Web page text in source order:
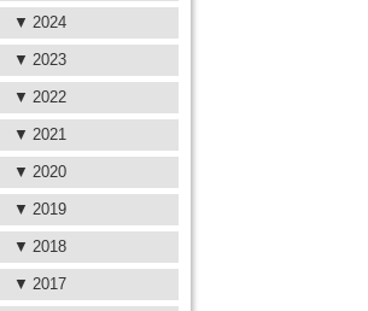
2024
2023
2022
2021
2020
2019
2018
2017